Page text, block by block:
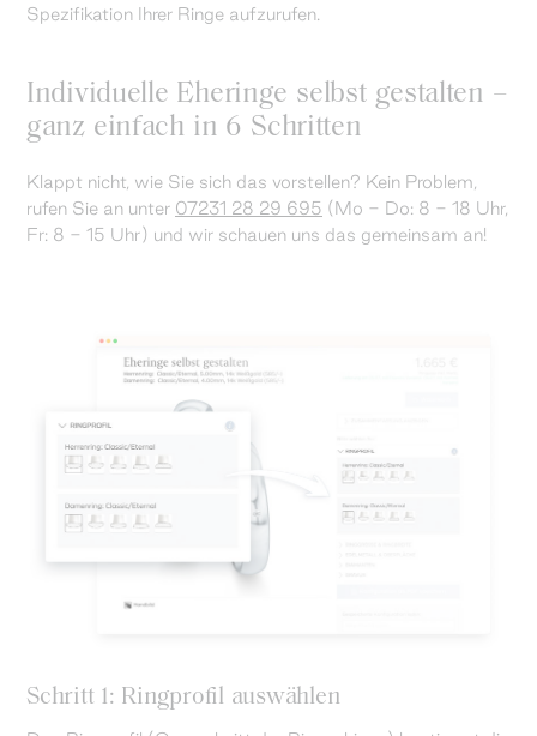
Spezifikation Ihrer Ringe aufzurufen.
Individuelle Eheringe selbst gestalten –
ganz einfach in 6 Schritten
Klappt nicht, wie Sie sich das vorstellen? Kein Problem,
rufen Sie an unter 07231 28 29 695 (Mo - Do: 8 - 18 Uhr,
Fr: 8 - 15 Uhr) und wir schauen uns das gemeinsam an!
Schritt 1: Ringprofil auswählen